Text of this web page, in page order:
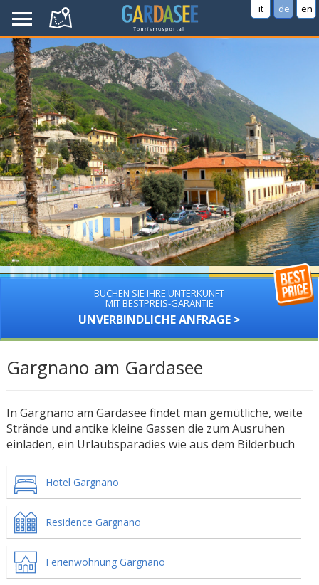
it de en
BUCHEN SIE IHRE UNTERKUNFT
MIT BESTPREIS-GARANTIE
UNVERBINDLICHE ANFRAGE >
Gargnano am Gardasee
In Gargnano am Gardasee findet man gemütliche, weite
Strände und antike kleine Gassen die zum Ausruhen
einladen, ein Urlaubsparadies wie aus dem Bilderbuch
Hotel Gargnano
Residence Gargnano
Ferienwohnung Gargnano